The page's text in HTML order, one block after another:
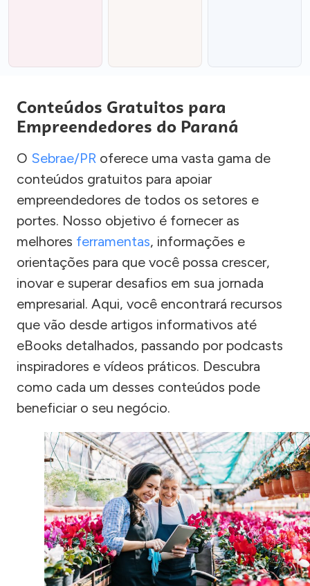
Conteúdos Gratuitos para
Empreendedores do Paraná
O Sebrae/PR oferece uma vasta gama de
conteúdos gratuitos para apoiar
empreendedores de todos os setores e
portes. Nosso objetivo é fornecer as
melhores ferramentas, informações e
orientações para que você possa crescer,
inovar e superar desafios em sua jornada
empresarial. Aqui, você encontrará recursos
que vão desde artigos informativos até
eBooks detalhados, passando por podcasts
inspiradores e vídeos práticos. Descubra
como cada um desses conteúdos pode
beneficiar o seu negócio.